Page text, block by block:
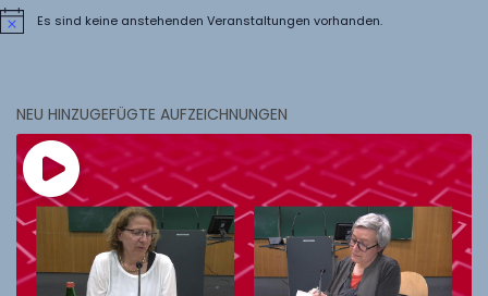
HinweisEs sind keine anstehenden Veranstaltungen vorhanden.
NEU HINZUGEFÜGTE AUFZEICHNUNGEN